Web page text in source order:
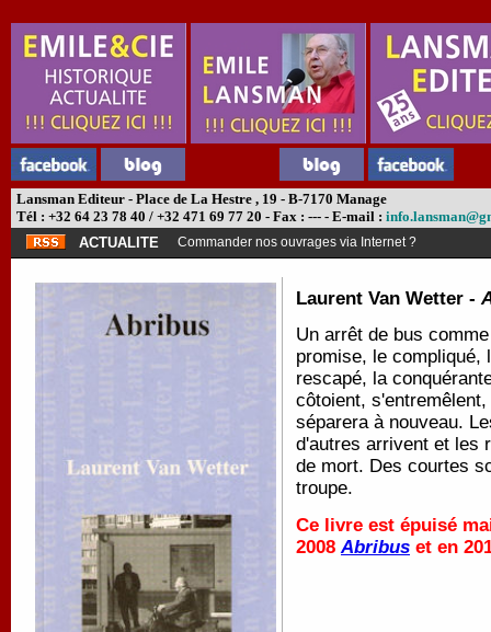
Lansman Editeur - Place de La Hestre , 19 - B-7170 Manage
Tél : +32 64 23 78 40 / +32 471 69 77 20 - Fax : --- - E-mail :
ACTUALITE
Commander nos ouvrages via Internet ?
Laurent Van Wetter -
Un arrêt de bus
promise, le compliqué,
rescapé, la
côtoient,
séparera à nouveau.
d'autres arrivent et les
de mort. Des courtes
troupe.
Ce livre est épuisé
2008 Abribus et en